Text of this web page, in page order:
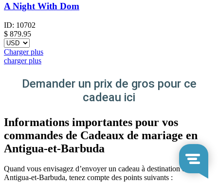
A Night With Dom
ID: 10702
$ 879.95
Charger plus
charger plus
Demander un prix de gros pour ce
cadeau ici
Informations importantes pour vos
commandes de Cadeaux de mariage en
Antigua-et-Barbuda
Quand vous envisagez d’envoyer un cadeau à destination de
Antigua-et-Barbuda, tenez compte des points suivants :